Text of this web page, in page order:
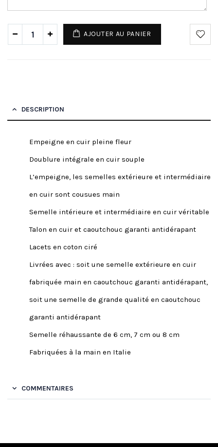
AJOUTER AU PANIER
DESCRIPTION
Empeigne en cuir pleine fleur
Doublure intégrale en cuir souple
L’empeigne, les semelles extérieure et intermédiaire
en cuir sont cousues main
Semelle intérieure et intermédiaire en cuir véritable
Talon en cuir et caoutchouc garanti antidérapant
Lacets en coton ciré
Livrées avec : soit une semelle extérieure en cuir
fabriquée main en caoutchouc garanti antidérapant,
soit une semelle de grande qualité en caoutchouc
garanti antidérapant
Semelle réhaussante de 6 cm, 7 cm ou 8 cm
Fabriquées à la main en Italie
COMMENTAIRES